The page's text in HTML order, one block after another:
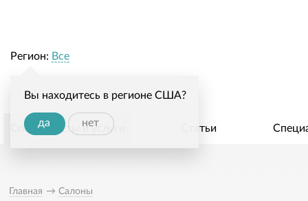
Регион: Все
Вы находитесь в регионе США?
да нет
Специалисты и услуги Статьи
Главная → Салоны